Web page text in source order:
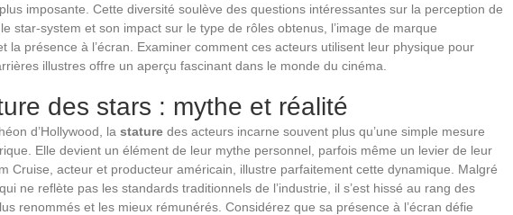
imposante. Cette diversité soulève des questions intéressantes sur la perception de
star-system et son impact sur le type de rôles obtenus, l’image de marque
la présence à l’écran. Examiner comment ces acteurs utilisent leur physique pour
illustres offre un aperçu fascinant dans le monde du cinéma.
des stars : mythe et réalité
d’Hollywood, la stature des acteurs incarne souvent plus qu’une simple mesure
Elle devient un élément de leur mythe personnel, parfois même un levier de leur
Cruise, acteur et producteur américain, illustre parfaitement cette dynamique. Malgré
ne reflète pas les standards traditionnels de l’industrie, il s’est hissé au rang des
renommés et les mieux rémunérés. Considérez que sa présence à l’écran défie